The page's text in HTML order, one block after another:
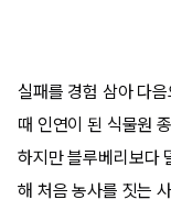
실패를 경험 삼아 다
때 인연이 된 식물원
하지만 블루베리보다
해 처음 농사를 짓는